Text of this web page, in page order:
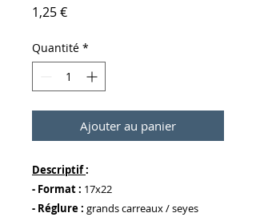
1,25 €Prix
Quantité *
Ajouter au panier
Descriptif:
- Format : 17x22
- Réglure : grands carreaux / seyes